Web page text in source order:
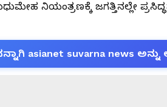
ನಿಯಂತ್ರಣಕ್ಕೆ ಜಗತ್ತಿನಲ್ಲೇ
asianet suvarna news